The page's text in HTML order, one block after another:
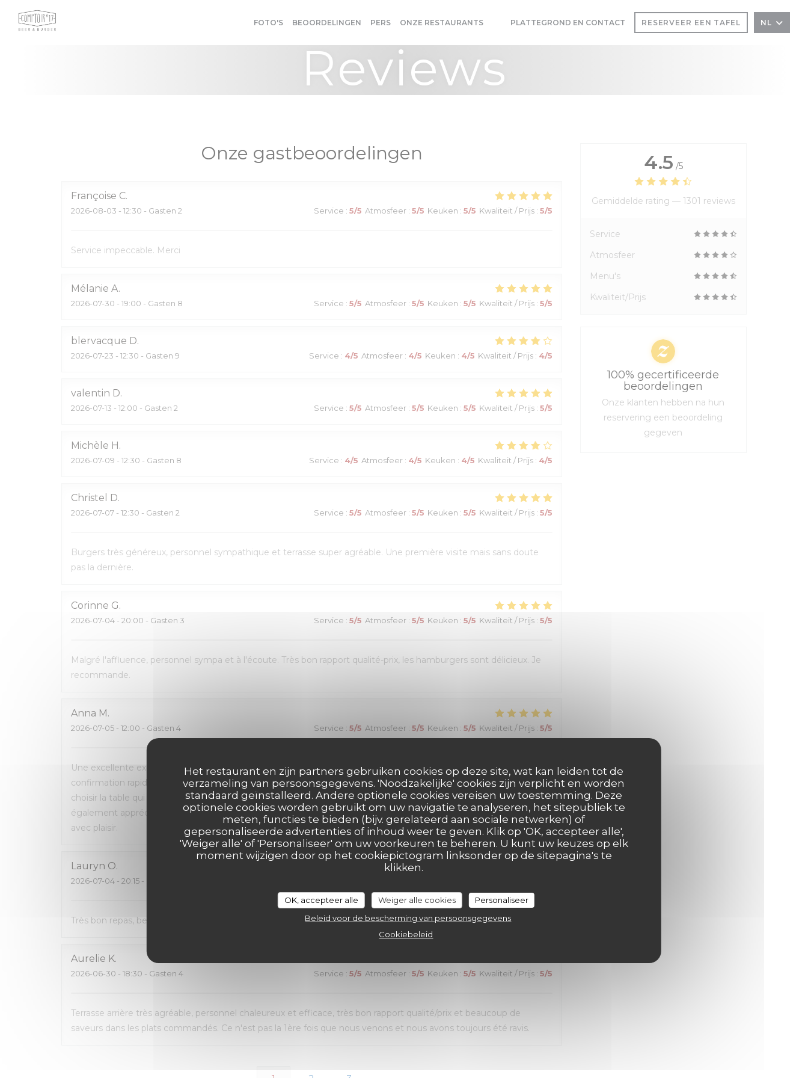
Cookies beheer paneel
Het restaurant en zijn partners gebruiken cookies op deze site, wat kan leiden tot de
verzameling van persoonsgegevens. 'Noodzakelijke' cookies zijn verplicht en worden
standaard geïnstalleerd. Andere optionele cookies vereisen uw toestemming. Deze
optionele cookies worden gebruikt om uw navigatie te analyseren, het sitepubliek te
meten, functies te bieden (bijv. gerelateerd aan sociale netwerken) of
gepersonaliseerde advertenties of inhoud weer te geven. Klik op 'OK, accepteer alle',
'Weiger alle' of 'Personaliseer' om uw voorkeuren te beheren. U kunt uw keuzes op elk
moment wijzigen door op het cookiepictogram linksonder op de sitepagina's te
klikken.
OK, accepteer alle Weiger alle cookies
Personaliseer
Beleid voor de bescherming van persoonsgegevens
Cookiebeleid
FOTO'S BEOORDELINGEN PERS ONZE RESTAURANTS
((OPENT IN EEN NIEUW VENSTER))
((OPENT IN EEN NIEUW VENSTER))
PLATTEGROND EN CONTACT RESERVEER EEN TAFEL NL
Reviews
Onze gastbeoordelingen
Françoise C
2026-08-03 - 12:30 - Gasten 2 Service : 5/5 Atmosfeer: 5/5 Keuken : 5/5 Kwaliteit / Prijs: 5/5
Service impeccable. Merci
Mélanie A
2026-07-30 - 19:00 - Gasten 8 Service : 5/5 Atmosfeer: 5/5 Keuken : 5/5 Kwaliteit / Prijs: 5/5
blervacque D
2026-07-23 - 12:30 - Gasten 9 Service : 4/5 Atmosfeer: 4/5 Keuken : 4/5 Kwaliteit / Prijs: 4/5
valentin D
2026-07-13 - 12:00 - Gasten 2 Service : 5/5 Atmosfeer: 5/5 Keuken : 5/5 Kwaliteit / Prijs: 5/5
Michèle H
2026-07-09 - 12:30 - Gasten 8 Service : 4/5 Atmosfeer: 4/5 Keuken : 4/5 Kwaliteit / Prijs: 4/5
Christel D
2026-07-07 - 12:30 - Gasten 2 Service : 5/5 Atmosfeer: 5/5 Keuken : 5/5 Kwaliteit / Prijs: 5/5
Burgers très généreux, personnel sympathique et terrasse super agréable. Une première visite mais sans doute
pas la dernière.
Corinne G
2026-07-04 - 20:00 - Gasten 3 Service : 5/5 Atmosfeer: 5/5 Keuken : 5/5 Kwaliteit / Prijs: 5/5
Malgré l'affluence, personnel sympa et à l'écoute. Très bon rapport qualité-prix, les hamburgers sont délicieux. Je
recommande.
Anna M
2026-07-05 - 12:00 - Gasten 4 Service : 5/5 Atmosfeer: 5/5 Keuken : 5/5 Kwaliteit / Prijs: 5/5
Une excellente expérience du début à la fin. La réservation en ligne était très simple et fluide, avec une
confirmation rapide par e-mail et SMS. L’accueil était chaleureux et le personnel très à l’écoute. Nous avons pu
choisir la table qui nous convenait le mieux. Les burgers étaient excellents et le service impeccable. Nous avons
également apprécié de pouvoir emporter ce qui n’avait pas été terminé. Une adresse que nous recommandons
avec plaisir.
Lauryn O
2026-07-04 - 20:15 - Gasten 2
Très bon repas, beau cadre, carte avec pas mal de choix. Mais un peu d’attente pour le service des plats
Aurelie K
2026-06-30 - 18:30 - Gasten 4 Service : 5/5 Atmosfeer: 5/5 Keuken : 5/5 Kwaliteit / Prijs: 5/5
Terrasse arrière très agréable, personnel chaleureux et efficace, très bon rapport qualité/prix et beaucoup de
saveurs dans les plats commandés. Ce n'est pas la 1ère fois que nous venons et nous avons toujours été ravis.
4.5 /5
Gemiddelde rating — 1301 reviews
Service
Atmosfeer
Menu's
Kwaliteit/Prijs
100% gecertificeerde
beoordelingen
Onze klanten hebben na hun
reservering een beoordeling
gegeven